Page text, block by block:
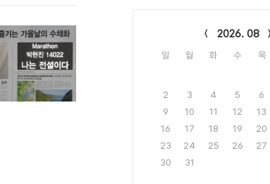
2026. 08
일 월 화 수 목
2
3 4 5 6
9
10 11 12 13
16
17 18 19 20
23
24 25 26 27
30
31